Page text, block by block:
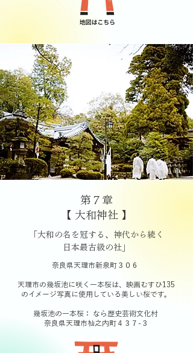
第７章
【 大和神社 】
「大和の名を冠する、神代から続く
日本最古級の社」
奈良県天理市新泉町３０６
天理市の幾坂池に咲く一本桜は、映画むすひ135
のイメージ写真に使用している美しい桜です。
幾坂池の一本桜：
なら歴史芸術文化村
奈良県天理市杣之内町４３７-３